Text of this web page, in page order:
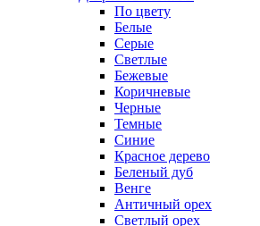
По цвету
Белые
Серые
Светлые
Бежевые
Коричневые
Черные
Темные
Синие
Красное дерево
Беленый дуб
Венге
Античный орех
Светлый орех